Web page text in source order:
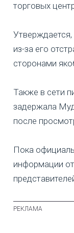
торговых
из-за его
сторонами
Также в сети
задержала
после
Пока
информации